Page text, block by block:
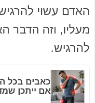
האדם עשוי
מעליו, וזה הדבר
להרגיש.
כאבים בכל
אם ייתכן